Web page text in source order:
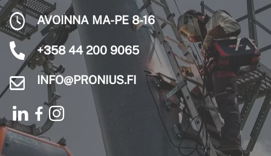
AVOINNA MA-PE 8-16
+358 44 200 9065
INFO@PRONIUS.FI